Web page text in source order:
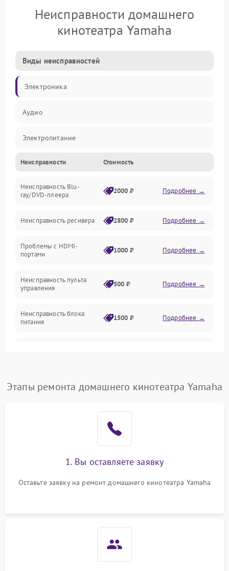
Неисправности домашнего
кинотеатра Yamaha
Виды неисправностей
Электроника
Аудио
Электропитание
Интерфейсы
Акустика
Механические повреждения
Неисправности Стоимость
Неисправность Blu-
ray/DVD-плеера
2000 ₽ Подробнее →
Неисправность ресивера 2800 ₽ Подробнее →
Проблемы с HDMI-
портами
1000 ₽ Подробнее →
Неисправность пульта
управления
500 ₽ Подробнее →
Неисправность блока
питания
1500 ₽ Подробнее →
процессора
2800 ₽ Подробнее →
Повреждение проводов
500 ₽ Подробнее →
1000 ₽
Этапы ремонта домашнего кинотеатра Yamaha
1. Вы оставляете заявку
Оставьте заявку на ремонт домашнего кинотеатра Yamaha